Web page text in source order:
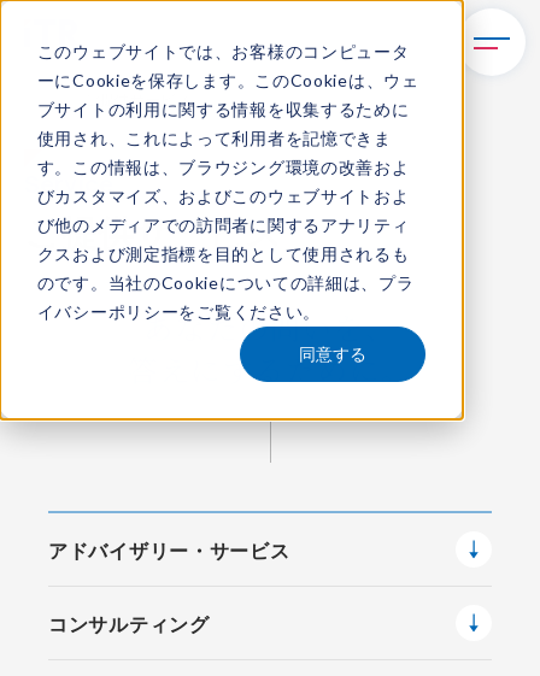
このウェブサイトでは、お客様のコンピュータ
ーにCookieを保存します。このCookieは、ウェ
ブサイトの利用に関する情報を収集するために
使用され、これによって利用者を記憶できま
す。この情報は、ブラウジング環境の改善およ
びカスタマイズ、およびこのウェブサイトおよ
び他のメディアでの訪問者に関するアナリティ
クスおよび測定指標を目的として使用されるも
のです。当社のCookieについての詳細は、 プラ
イバシーポリシーをご覧ください。
同意する
TOP ご提供サービス
Service
ご提供サービス
あなたの問いを、
答えにするために。
アドバイザリー・サービス
コンサルティング